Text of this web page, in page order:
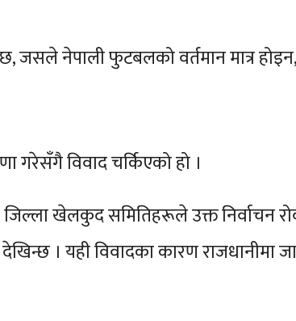
जसले नेपाली फुटबलको वर्तमान मात्र
गरेसँगै विवाद चर्किएको हो ।
जिल्ला खेलकुद समितिहरूले उक्त निर्वाचन
। यही विवादका कारण राजधानीमा